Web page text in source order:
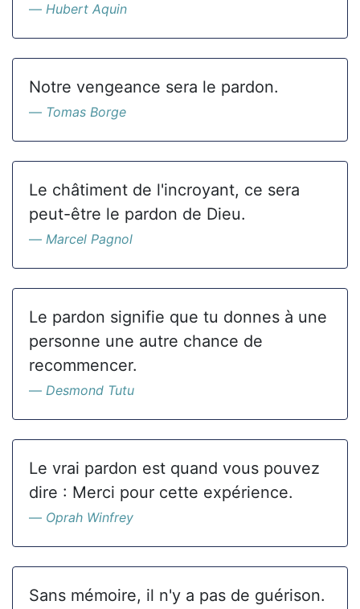
Hubert Aquin
Notre vengeance sera le pardon.
Tomas Borge
Le châtiment de l'incroyant, ce sera
peut-être le pardon de Dieu.
Marcel Pagnol
Le pardon signifie que tu donnes à une
personne une autre chance de
recommencer.
Desmond Tutu
Le vrai pardon est quand vous pouvez
dire : Merci pour cette expérience.
Oprah Winfrey
Sans mémoire, il n'y a pas de guérison.